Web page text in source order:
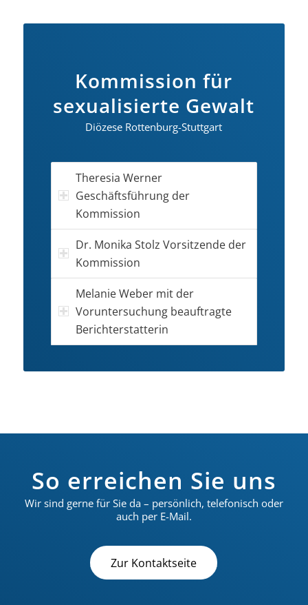
Kommission für
sexualisierte Gewalt
Diözese Rottenburg-Stuttgart
Theresia Werner
Geschäftsführung der
Kommission
Dr. Monika Stolz Vorsitzende der
Kommission
Melanie Weber mit der
Voruntersuchung beauftragte
Berichterstatterin
So erreichen Sie uns
Wir sind gerne für Sie da – persönlich, telefonisch oder
auch per E-Mail.
Zur Kontaktseite